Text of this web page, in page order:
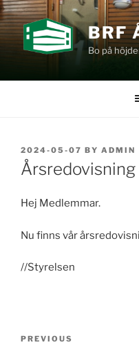
Skip
to
content
BRF
Bo på
POSTED
ON
2024-05-07 BY ADMIN
Hej Medlemmar.
Nu finns vår
//Styrelsen
Previous
PREVIOUS